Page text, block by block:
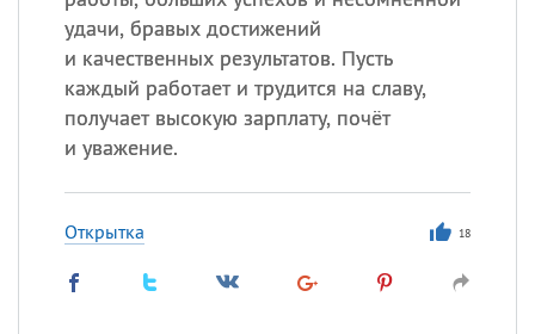
удачи, бравых достижений
и качественных результатов. Пусть
каждый работает и трудится на славу,
получает высокую зарплату, почёт
и уважение.
Открытка 18